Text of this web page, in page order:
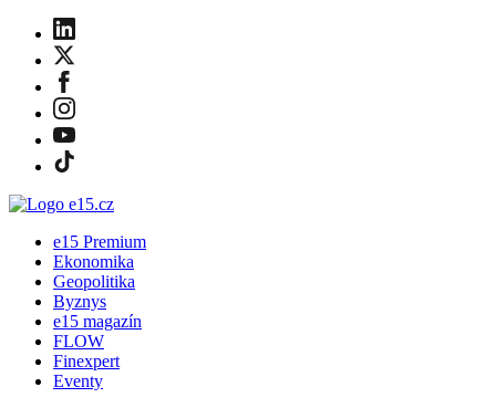
e15 Premium
Ekonomika
Geopolitika
Byznys
e15 magazín
FLOW
Finexpert
Eventy